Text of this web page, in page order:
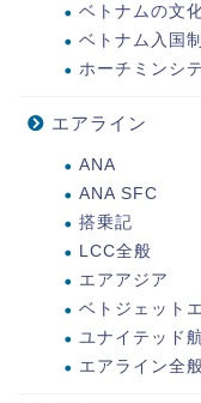
ベトナムの文
ベトナム入国
ホーチミンシ
エアライン
ANA
ANA SFC
搭乗記
LCC全般
エアアジア
ベトジェット
ユナイテッド
エアライン全